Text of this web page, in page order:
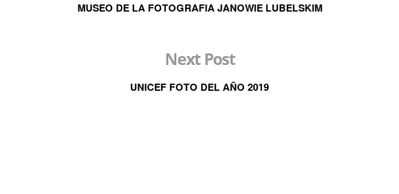
MUSEO DE LA FOTOGRAFIA JANOWIE LUBELSKIM
Next Post
UNICEF FOTO DEL AÑO 2019